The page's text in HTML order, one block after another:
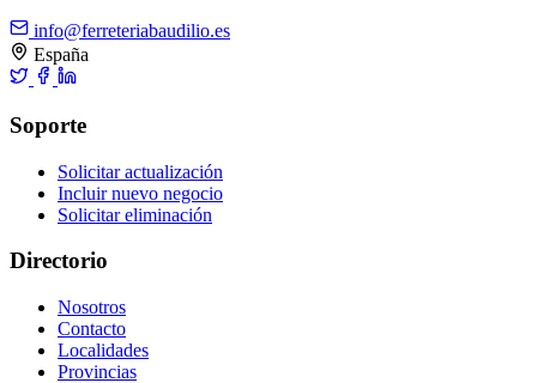
info@ferreteriabaudilio.es
España
Soporte
Solicitar actualización
Incluir nuevo negocio
Solicitar eliminación
Directorio
Nosotros
Contacto
Localidades
Provincias